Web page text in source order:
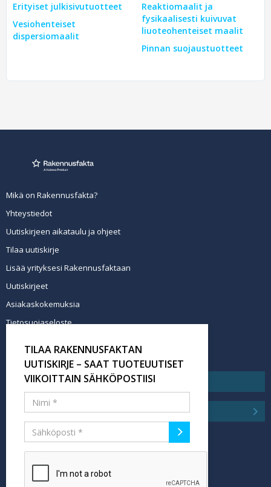
Erityiset julkisivutuotteet
Vesiohenteiset
dispersiomaalit
Reaktiomaalit ja
fysikaalisesti kuivuvat
liuoteohenteiset maalit
Pinnan suojaustuotteet
Mikä on Rakennusfakta?
Yhteystiedot
Uutiskirjeen aikataulu ja ohjeet
Tilaa uutiskirje
Lisää yrityksesi Rakennusfaktaan
Uutiskirjeet
Asiakaskokemuksia
Tietosuojaseloste
Tilaa uutiskirje
TILAA RAKENNUSFAKTAN
UUTISKIRJE – SAAT TUOTEUUTISET
VIIKOITTAIN SÄHKÖPOSTIISI